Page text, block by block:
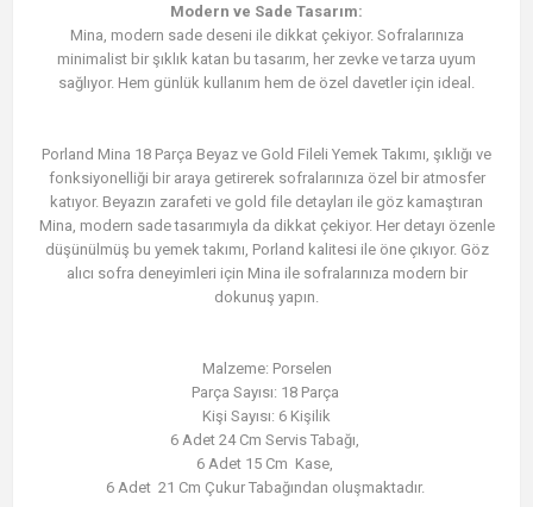
Modern ve Sade Tasarım:
Mina, modern sade deseni ile dikkat çekiyor. Sofralarınıza
minimalist bir şıklık katan bu tasarım, her zevke ve tarza uyum
sağlıyor. Hem günlük kullanım hem de özel davetler için ideal.
Porland Mina 18 Parça Beyaz ve Gold Fileli Yemek Takımı, şıklığı ve
fonksiyonelliği bir araya getirerek sofralarınıza özel bir atmosfer
katıyor. Beyazın zarafeti ve gold file detayları ile göz kamaştıran
Mina, modern sade tasarımıyla da dikkat çekiyor. Her detayı özenle
düşünülmüş bu yemek takımı, Porland kalitesi ile öne çıkıyor. Göz
alıcı sofra deneyimleri için Mina ile sofralarınıza modern bir
dokunuş yapın.
Malzeme: Porselen
Parça Sayısı: 18 Parça
Kişi Sayısı: 6 Kişilik
6 Adet 24 Cm Servis Tabağı,
6 Adet 15 Cm Kase,
6 Adet 21 Cm Çukur Tabağından oluşmaktadır.